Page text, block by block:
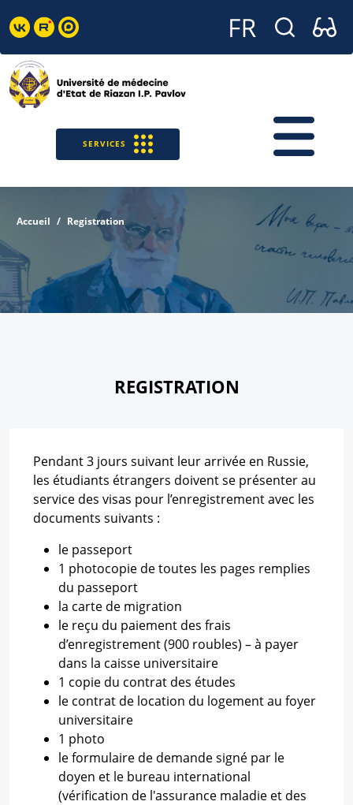
SERVICES
Accueil Registration
REGISTRATION
Pendant 3 jours suivant leur arrivée en Russie,
les étudiants étrangers doivent se présenter au
service des visas pour l’enregistrement avec les
documents suivants :
le passeport
1 photocopie de toutes les pages remplies
du passeport
la carte de migration
le reçu du paiement des frais
d’enregistrement (900 roubles) – à payer
dans la caisse universitaire
1 copie du contrat des études
le contrat de location du logement au foyer
universitaire
1 photo
le formulaire de demande signé par le
doyen et le bureau international
(vérification de l'assurance maladie et des